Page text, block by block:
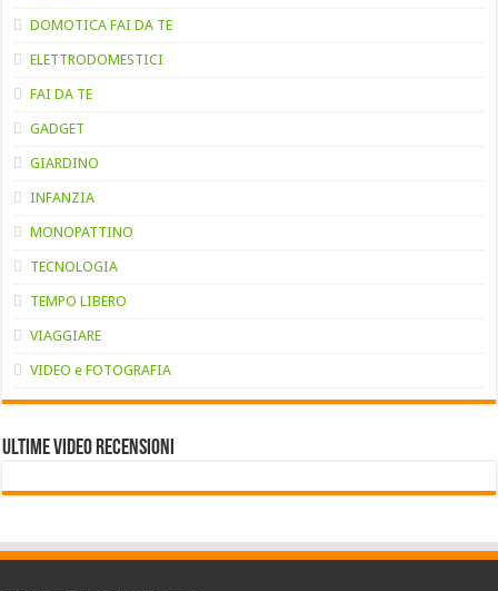
DOMOTICA FAI DA TE
ELETTRODOMESTICI
FAI DA TE
GADGET
GIARDINO
INFANZIA
MONOPATTINO
TECNOLOGIA
TEMPO LIBERO
VIAGGIARE
VIDEO e FOTOGRAFIA
Ultime VIDEO RECENSIONI